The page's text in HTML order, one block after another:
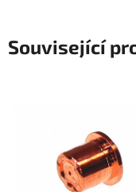
Související